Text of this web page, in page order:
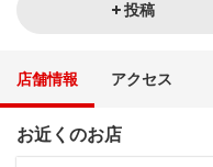
投稿
店舗情報 アクセス
お近くのお店